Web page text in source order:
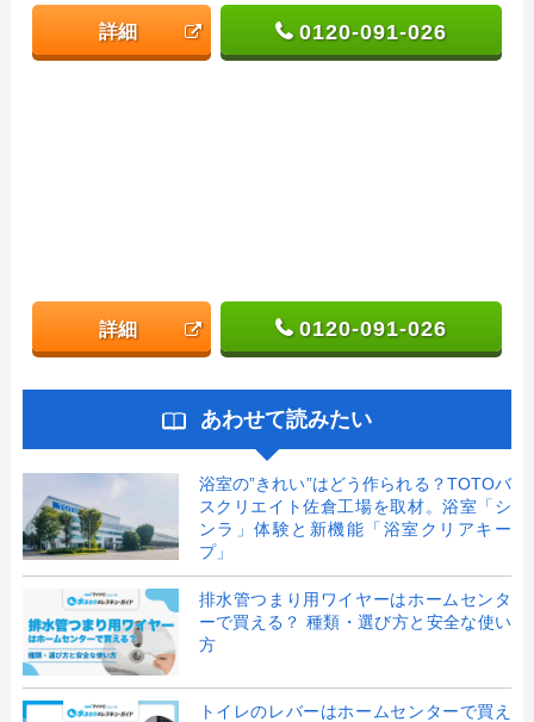
詳細 0120-091-026
詳細 0120-091-026
あわせて読みたい
浴室の”きれい”はどう作られる？TOTOバ
スクリエイト佐倉工場を取材。浴室「シ
ンラ」体験と新機能「浴室クリアキー
プ」
排水管つまり用ワイヤーはホームセンタ
ーで買える？ 種類・選び方と安全な使い
方
トイレのレバーはホームセンターで買え